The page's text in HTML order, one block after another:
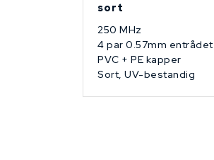
sort
250 MHz
4 par 0.57mm entrådet
PVC + PE kapper
Sort, UV-bestandig